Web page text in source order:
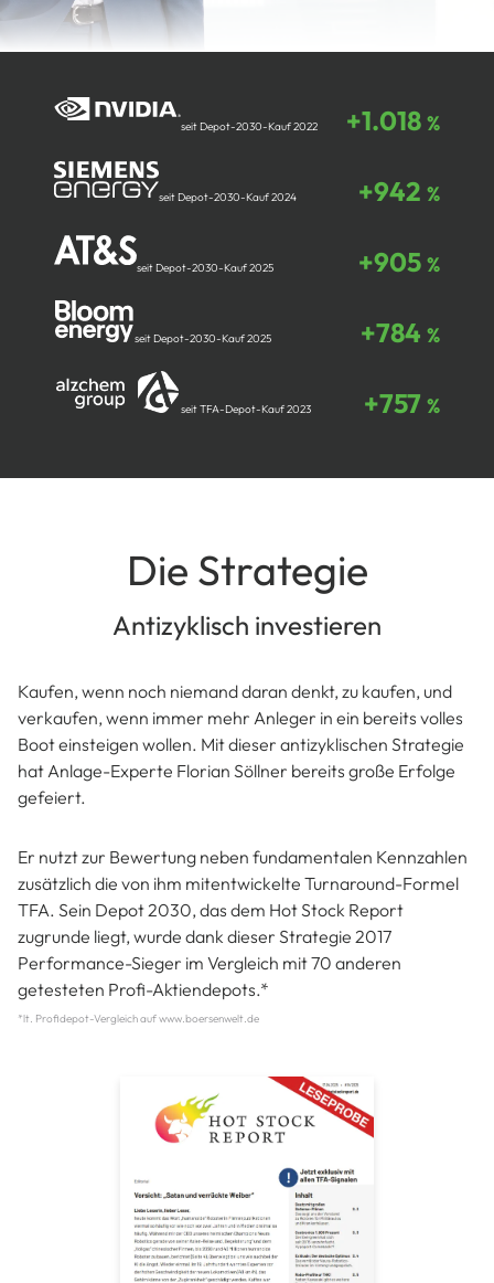
+1.018 %
seit Depot-2030-Kauf 2022
+942 %
seit Depot-2030-Kauf 2024
+905 %
seit Depot-2030-Kauf 2025
+784 %
seit Depot-2030-Kauf 2025
+757 %
seit TFA-Depot-Kauf 2023
Die Strategie
Antizyklisch investieren
Kaufen, wenn noch niemand daran denkt, zu kaufen, und
verkaufen, wenn immer mehr Anleger in ein bereits volles
Boot einsteigen wollen. Mit dieser antizyklischen Strategie
hat Anlage-Experte Florian Söllner bereits große Erfolge
gefeiert.
Er nutzt zur Bewertung neben fundamentalen Kennzahlen
zusätzlich die von ihm mitentwickelte Turnaround-Formel
TFA. Sein Depot 2030, das dem Hot Stock Report
zugrunde liegt, wurde dank dieser Strategie 2017
Performance-Sieger im Vergleich mit 70 anderen
getesteten Profi-Aktiendepots.*
*lt. Profidepot-Vergleich auf www.boersenwelt.de